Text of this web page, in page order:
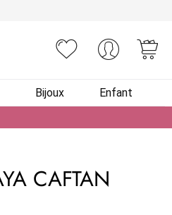
Bijoux Enfant
CAFTAN